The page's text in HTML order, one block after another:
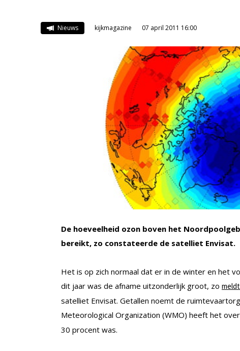
Nieuws kijkmagazine 07 april 2011 16:00
De hoeveelheid ozon boven het
bereikt, zo constateerde de satelliet Envisat.
Het is op zich normaal dat er in de winter en het
dit jaar was de afname uitzonderlijk groot, zo
satelliet Envisat. Getallen noemt de
Meteorological Organization (WMO) heeft het
30 procent was.